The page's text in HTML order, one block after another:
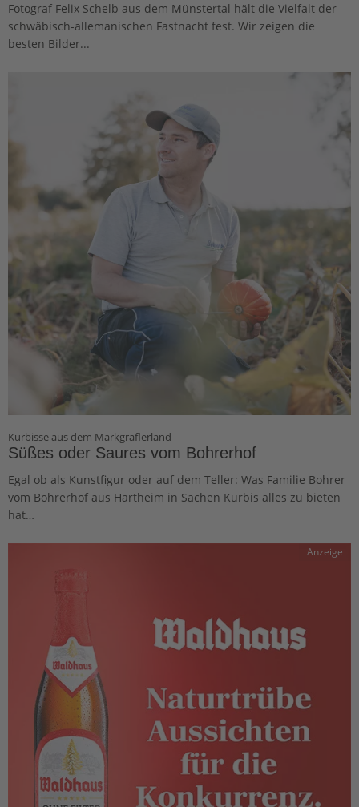
Fotograf Felix Schelb aus dem Münstertal hält die Vielfalt der
schwäbisch-allemanischen Fastnacht fest. Wir zeigen die
besten Bilder...
Kürbisse aus dem Markgräflerland
Süßes oder Saures vom Bohrerhof
Egal ob als Kunstfigur oder auf dem Teller: Was Familie Bohrer
vom Bohrerhof aus Hartheim in Sachen Kürbis alles zu bieten
hat…
Anzeige